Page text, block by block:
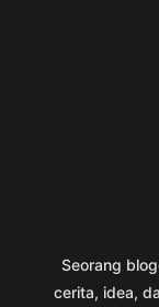
Seorang
cerita, idea,